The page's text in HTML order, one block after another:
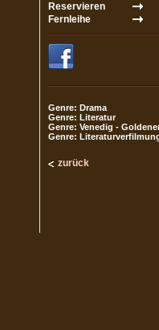
Genre: Drama
Genre: Literatur
Genre: Venedig -
Genre:
zurück